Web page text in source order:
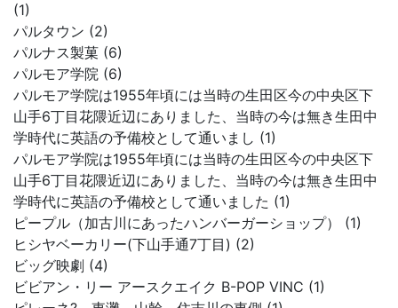
(1)
パルタウン (2)
パルナス製菓 (6)
パルモア学院 (6)
パルモア学院は1955年頃には当時の生田区今の中央区下
山手6丁目花隈近辺にありました、当時の今は無き生田中
学時代に英語の予備校として通いまし (1)
パルモア学院は1955年頃には当時の生田区今の中央区下
山手6丁目花隈近辺にありました、当時の今は無き生田中
学時代に英語の予備校として通いました (1)
ピープル（加古川にあったハンバーガーショップ） (1)
ヒシヤベーカリー(下山手通7丁目) (2)
ビッグ映劇 (4)
ビビアン・リー アースクエイク B-POP VINC (1)